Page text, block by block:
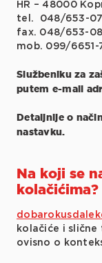
HR – 48000
tel. 048/653-
fax. 048/653-
mob. 099/6651-
Službeniku za
putem e-mail
Detaljnije o
nastavku.
Na koji se
kolačićima?
kolačiće i
ovisno o